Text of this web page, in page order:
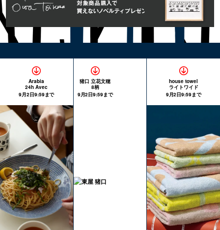
Arabia
24h Avec
9月2日9:59まで
猪口 立花文穂
8柄
9月2日9:59まで
house towel
ライトワイド
9月2日9:59まで